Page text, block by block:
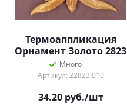
Термоаппликация
Орнамент Золото 2823
Много
Артикул: 22823.010
34.20руб./шт